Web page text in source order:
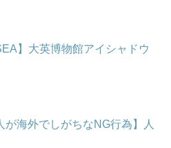
】大英博物館アイシャドウ
が海外でしがちなNG行為】人